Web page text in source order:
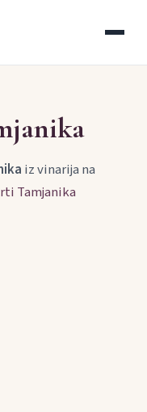
iz vinarija na
Tamjanika